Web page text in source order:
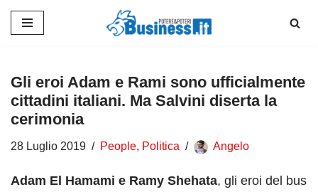
contenuto
Gli eroi Adam e Rami sono ufficialmente
cittadini italiani. Ma Salvini diserta la
cerimonia
28 Luglio 2019 People, Politica Angelo
Adam El Hamami e Ramy Shehata, gli eroi del bus